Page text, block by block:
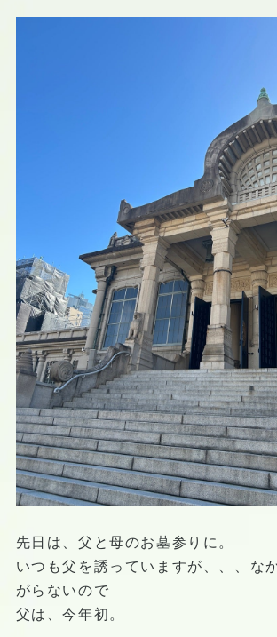
先日は、父と母のお墓参りに。
いつも父を誘っていますが、、、な
がらないので
父は、今年初。